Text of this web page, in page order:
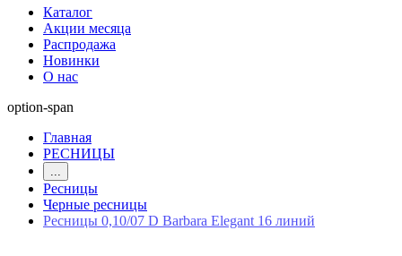
Каталог
Акции месяца
Распродажа
Новинки
О нас
option-span
Главная
РЕСНИЦЫ
...
Ресницы
Черные ресницы
Ресницы 0,10/07 D Barbara Elegant 16 линий